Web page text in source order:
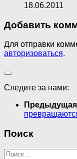
18.06.2011
Добавить
Для отправки
авторизоваться.
Следите за нами:
Поиск
Найти: